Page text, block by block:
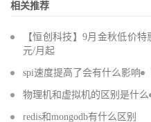
相关推荐
【恒创科技】9月金秋低价
元/月起
spi速度提高了会有什么影响
物理机和虚拟机的区别是什么
redis和mongodb有什么区别